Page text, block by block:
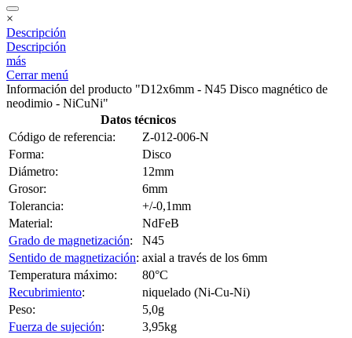
×
Descripción
Descripción
más
Cerrar menú
Información del producto "D12x6mm - N45 Disco magnético de
neodimio - NiCuNi"
Datos técnicos
Código de referencia:
Z-012-006-N
Forma:
Disco
Diámetro:
12mm
Grosor:
6mm
Tolerancia:
+/-0,1mm
Material:
NdFeB
Grado de magnetización:
N45
Sentido de magnetización: axial a través de los 6mm
Temperatura máximo:
80°C
Recubrimiento:
niquelado (Ni-Cu-Ni)
Peso:
5,0g
Fuerza de sujeción: 3,95kg